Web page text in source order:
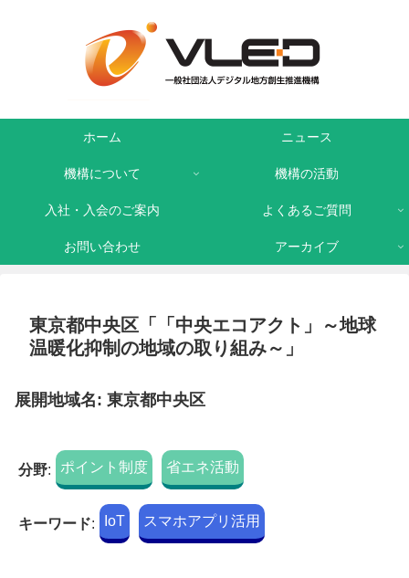
ホーム ニュース
機構について 機構の活動
入社・入会のご案内 よくあるご質問
お問い合わせ アーカイブ
東京都中央区「「中央エコアクト」～地球
温暖化抑制の地域の取り組み～」
展開地域名: 東京都中央区
分野: ポイント制度 省エネ活動
キーワード: IoT スマホアプリ活用